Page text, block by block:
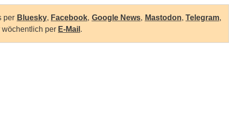
per Bluesky, Facebook, Google News, Mastodon, Telegram,
per E-Mail .